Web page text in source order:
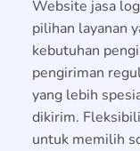
Website jasa
pilihan layanan
kebutuhan
pengiriman
yang lebih
dikirim.
untuk memilih